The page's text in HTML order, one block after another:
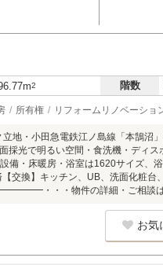
2 階数
所有権 リフォームリノベーショ
地・小田急電鉄江ノ島線「本鵠沼
採光で明るい空間・食洗機・ディ
備・床暖房・浴室は1620サイズ、
交換】キッチン、UB、洗面化粧台
・・・物件の詳細・ご相談は
お気